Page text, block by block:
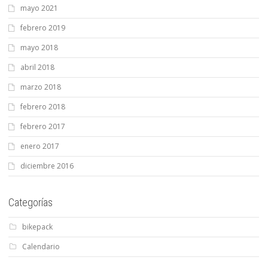
mayo 2021
febrero 2019
mayo 2018
abril 2018
marzo 2018
febrero 2018
febrero 2017
enero 2017
diciembre 2016
Categorías
bikepack
Calendario